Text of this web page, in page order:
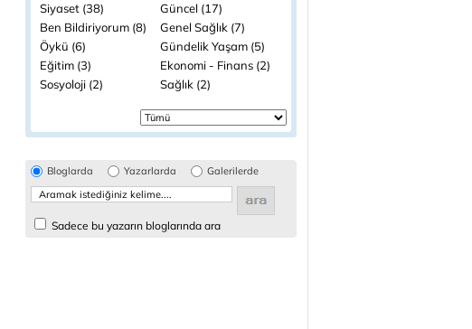
Siyaset (38)
Güncel (17)
Ben Bildiriyorum (8)
Genel Sağlık (7)
Öykü (6)
Gündelik Yaşam (5)
Eğitim (3)
Ekonomi - Finans (2)
Sosyoloji (2)
Sağlık (2)
Bloglarda Yazarlarda Galerilerde
Sadece bu yazarın bloglarında ara